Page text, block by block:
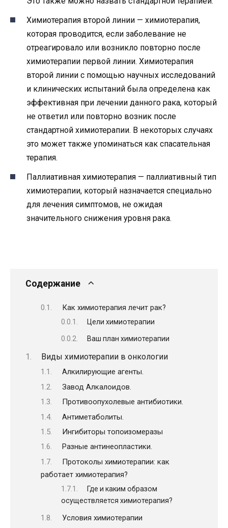
Химиотерапия второй линии — химиотерапия,
которая проводится, если заболевание не
отреагировало или возникло повторно после
химиотерапии первой линии. Химиотерапия
второй линии с помощью научных исследований
и клинических испытаний была определена как
эффективная при лечении данного рака, который
не ответил или повторно возник после
стандартной химиотерапии. В некоторых случаях
это может также упоминаться как спасательная
терапия.
Паллиативная химиотерапия — паллиативный тип
химиотерапии, который назначается специально
для лечения симптомов, не ожидая
значительного снижения уровня рака.
Содержание
Как химиотерапия лечит рак?
Цели химиотерапии
Ваш план химиотерапии
Виды химиотерапии в онкологии
Алкилирующие агенты.
Завод Алкалоидов.
Противоопухолевые антибиотики.
Антиметаболиты.
Ингибиторы топоизомеразы
Разные антинеопластики.
Протоколы химиотерапии: как
работает химиотерапия?
Где и каким образом
осуществляется химиотерапия?
Условия химиотерапии